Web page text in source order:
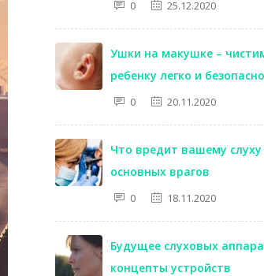
0 25.12.2020
Ушки на макушке –
ребенку легко и безопасно
0 20.11.2020
Что вредит вашему
основных врагов
0 18.11.2020
Будущее слуховых
концепты устройств